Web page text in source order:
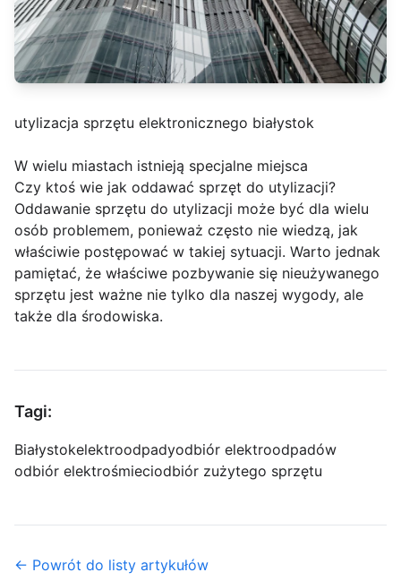
utylizacja sprzętu elektronicznego białystok
W wielu miastach istnieją specjalne miejsca
Czy ktoś wie jak oddawać sprzęt do utylizacji?
Oddawanie sprzętu do utylizacji może być dla wielu
osób problemem, ponieważ często nie wiedzą, jak
właściwie postępować w takiej sytuacji. Warto jednak
pamiętać, że właściwe pozbywanie się nieużywanego
sprzętu jest ważne nie tylko dla naszej wygody, ale
także dla środowiska.
Tagi:
Białystokelektroodpadyodbiór elektroodpadów
odbiór elektrośmieciodbiór zużytego sprzętu
← Powrót do listy artykułów